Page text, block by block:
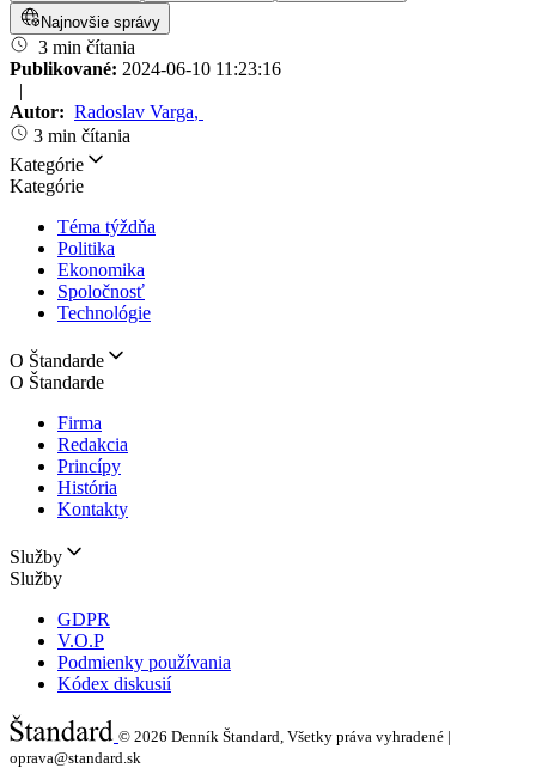
Najnovšie správy
3 min čítania
Publikované: 2024-06-10 11:23:16
|
Autor: Radoslav Varga,
3 min čítania
Kategórie
Kategórie
Téma týždňa
Politika
Ekonomika
Spoločnosť
Technológie
O Štandarde
O Štandarde
Firma
Redakcia
Princípy
História
Kontakty
Služby
Služby
GDPR
V.O.P
Podmienky používania
Kódex diskusií
© 2026 Denník Štandard, Všetky práva vyhradené |
oprava@standard.sk